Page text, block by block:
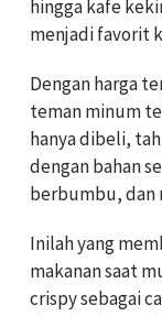
hingga kafe
menjadi favorit
Dengan harga
teman minum
hanya dibeli,
dengan bahan
berbumbu, dan
Inilah yang
makanan saat
crispy sebagai